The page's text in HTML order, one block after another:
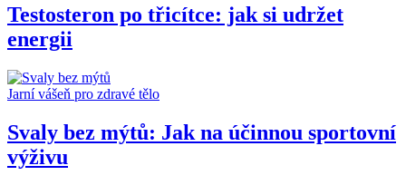
Testosteron po třicítce: jak si udržet
energii
Jarní vášeň pro zdravé tělo
Svaly bez mýtů: Jak na účinnou sportovní
výživu